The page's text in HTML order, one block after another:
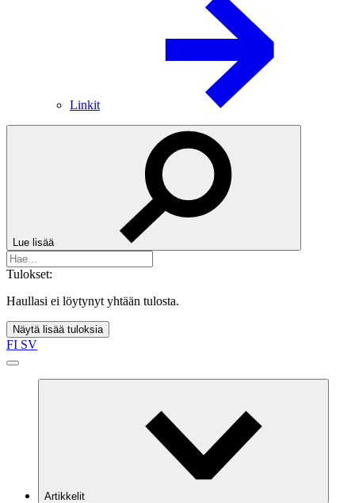
Linkit
Lue lisää
Tulokset:
Haullasi ei löytynyt yhtään tulosta.
Näytä lisää tuloksia
FI SV
Artikkelit